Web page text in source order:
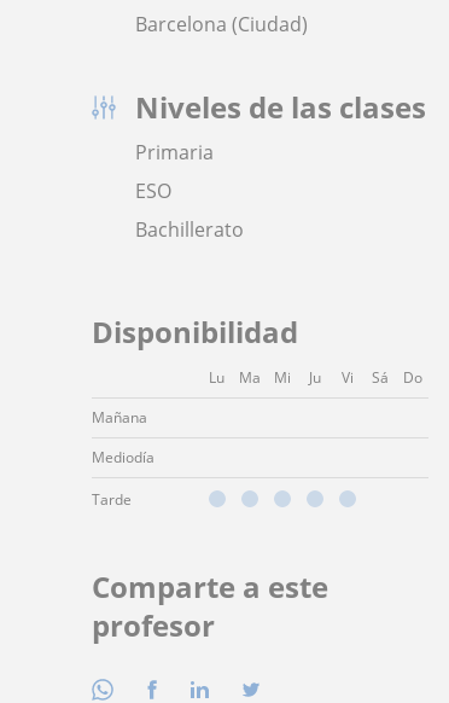
Barcelona (Ciudad)
Niveles de las clases
Primaria
ESO
Bachillerato
Disponibilidad
Lu Ma Mi Ju Vi Sá
Do
Mañana
Mediodía
Tarde
Comparte a este
profesor